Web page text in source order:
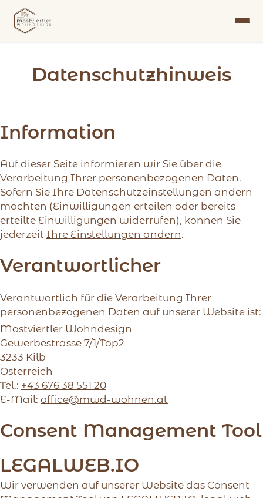
Datenschutzhinweis
Information
Auf dieser Seite informieren wir Sie über die
Verarbeitung Ihrer personenbezogenen Daten.
Sofern Sie Ihre Datenschutzeinstellungen ändern
möchten (Einwilligungen erteilen oder bereits
erteilte Einwilligungen widerrufen), können Sie
jederzeit Ihre Einstellungen ändern.
Verantwortlicher
Verantwortlich für die Verarbeitung Ihrer
personenbezogenen Daten auf unserer Website ist:
Mostviertler Wohndesign
Gewerbestrasse 7/1/Top2
3233 Kilb
Österreich
Tel.: +43 676 38 551 20
E-Mail: office@mwd-wohnen.at
Consent Management Tool
LEGALWEB.IO
Wir verwenden auf unserer Website das Consent